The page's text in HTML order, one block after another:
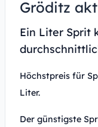
Gröditz
Ein Liter Sprit
Höchstpreis für
Liter.
Der günstigste